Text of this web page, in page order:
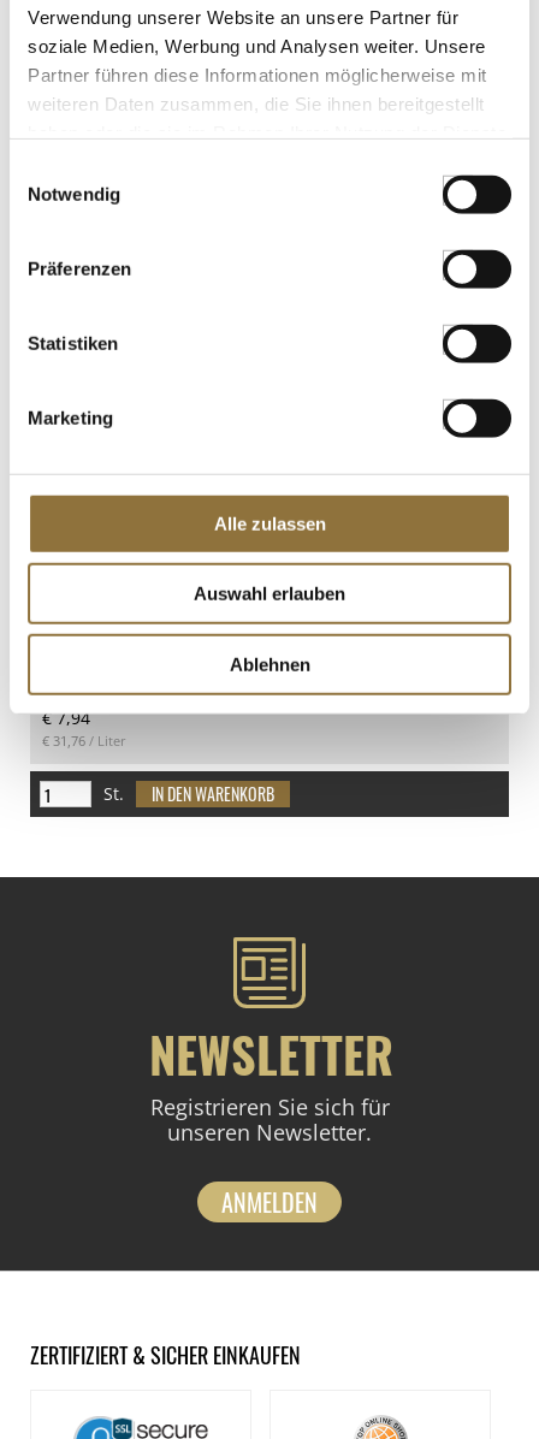
Verwendung unserer Website an unsere Partner für
soziale Medien, Werbung und Analysen weiter. Unsere
Partner führen diese Informationen möglicherweise mit
weiteren Daten zusammen, die Sie ihnen bereitgestellt
Notwendig
Präferenzen
Statistiken
Marketing
Alle zulassen
Auswahl erlauben
Ablehnen
€ 4,30
€ 17,20 / kg
St.
LEBENSMITTELKENNZEICHNUNGEN
Kornmayer - BBQ - Fruit Grillsauce, 250
Art.Nr.:46613
€ 7,94
€ 31,76 / Liter
St.
NEWSLETTER
Registrieren Sie sich für
unseren Newsletter.
ANMELDEN
ZERTIFIZIERT & SICHER EINKAUFEN